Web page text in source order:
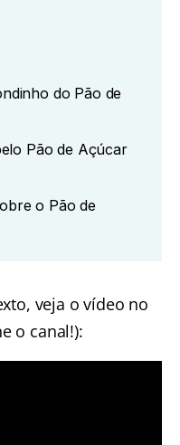
do Pão de
Pão de Açúcar
o Pão de
veja o vídeo no
o canal!):